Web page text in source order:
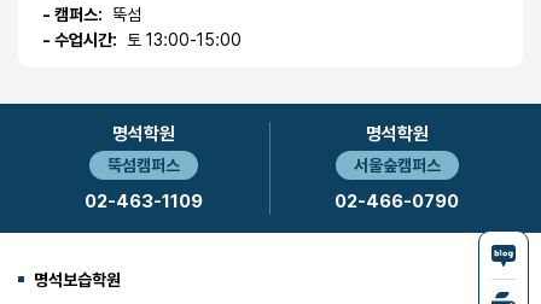
- 캠퍼스:
뚝섬
- 수업시간:
토 13:00-15:00
명석학원
뚝섬캠퍼스
02-463-1109
명석학원
서울숲캠퍼스
02-466-0790
명석보습학원